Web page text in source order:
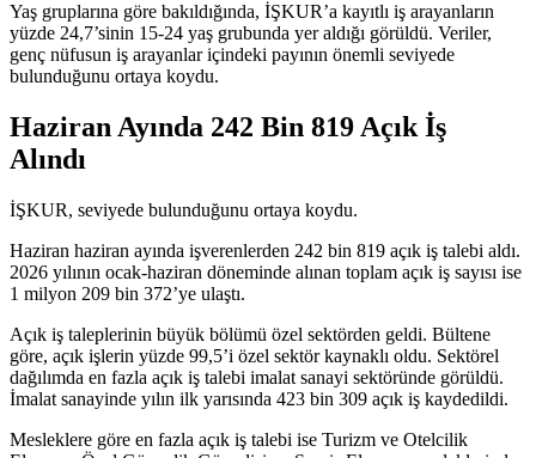
Yaş gruplarına göre bakıldığında, İŞKUR’a kayıtlı iş arayanların
yüzde 24,7’sinin 15-24 yaş grubunda yer aldığı görüldü. Veriler,
genç nüfusun iş arayanlar içindeki payının önemli seviyede
bulunduğunu ortaya koydu.
Haziran Ayında 242 Bin 819 Açık İş
Alındı
İŞKUR, seviyede bulunduğunu ortaya koydu.
Haziran haziran ayında işverenlerden 242 bin 819 açık iş talebi aldı.
2026 yılının ocak-haziran döneminde alınan toplam açık iş sayısı ise
1 milyon 209 bin 372’ye ulaştı.
Açık iş taleplerinin büyük bölümü özel sektörden geldi. Bültene
göre, açık işlerin yüzde 99,5’i özel sektör kaynaklı oldu. Sektörel
dağılımda en fazla açık iş talebi imalat sanayi sektöründe görüldü.
İmalat sanayinde yılın ilk yarısında 423 bin 309 açık iş kaydedildi.
Mesleklere göre en fazla açık iş talebi ise Turizm ve Otelcilik